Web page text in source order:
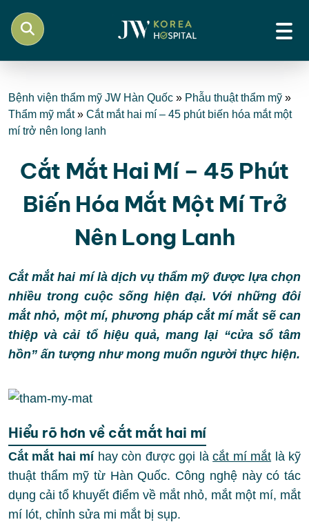
Bệnh viện thẩm mỹ JW Hàn Quốc » Phẫu thuật thẩm mỹ »
Thẩm mỹ mắt» Cắt mắt hai mí – 45 phút biến hóa mắt một
mí trở nên long lanh
Cắt Mắt Hai Mí – 45 Phút
Biến Hóa Mắt Một Mí Trở
Nên Long Lanh
Cắt mắt hai mí là dịch vụ thẩm mỹ được lựa chọn
nhiều trong cuộc sống hiện đại. Với những đôi
mắt nhỏ, một mí, phương pháp cắt mí mắt sẽ can
thiệp và cải tổ hiệu quả, mang lại “cửa sổ tâm
hồn” ấn tượng như mong muốn người thực hiện.
Hiểu rõ hơn về cắt mắt hai mí
Cắt mắt hai mí hay còn được gọi làcắt mí mắt là kỹ
thuật thẩm mỹ từ Hàn Quốc. Công nghệ này có tác
dụng cải tổ khuyết điểm về mắt nhỏ, mắt một mí, mắt
mí lót, chỉnh sửa mi mắt bị sụp.